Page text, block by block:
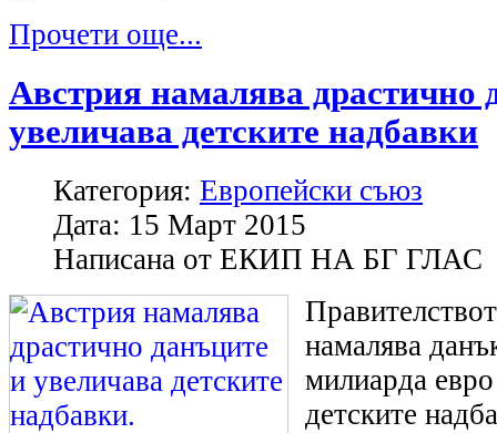
Прочети още...
Австрия намалява драстично
увеличава детските надбавки
Категория: Европейски съюз
Дата: 15 Март 2015
Написана от ЕКИП НА БГ ГЛАС
намалява
милиарда
детските